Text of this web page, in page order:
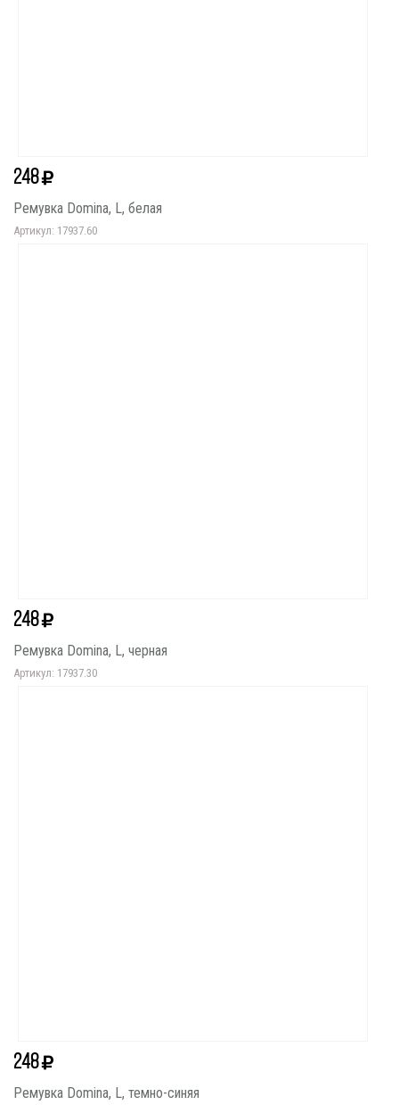
248
Ремувка Domina, L, белая
Артикул: 17937.60
248
Ремувка Domina, L, черная
Артикул: 17937.30
248
Ремувка Domina, L, темно-синяя